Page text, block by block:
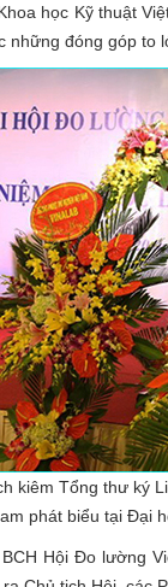
học Kỹ thuật
những đóng góp to
kiêm Tổng thư ký
phát biểu tại Đại
Hội Đo lường